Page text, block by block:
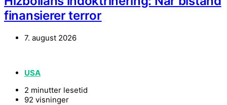
finansierer terror
7. august 2026
USA
2 minutter lesetid
92 visninger